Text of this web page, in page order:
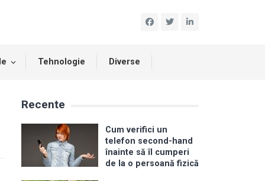
Tehnologie Diverse
Recente
Cum verifici un
telefon second-hand
înainte să îl cumperi
de la o persoană fizică